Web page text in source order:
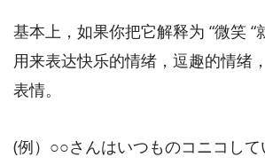
基本上，如果你把它解释为 “微笑 “
用来表达快乐的情绪，逗趣的情绪
表情。
(例）○○さんはいつものコニコし